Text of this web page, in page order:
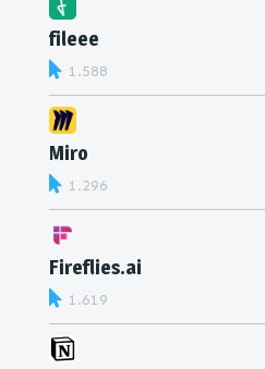
fileee
1.588
Miro
1.296
Fireflies.ai
1.619